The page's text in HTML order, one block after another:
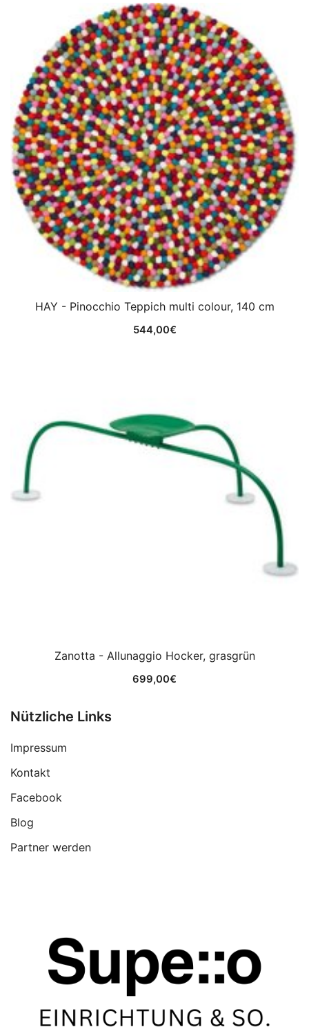
HAY - Pinocchio Teppich multi colour, 140 cm
544,00€
Zanotta - Allunaggio Hocker, grasgrün
699,00€
Nützliche Links
Impressum
Kontakt
Facebook
Blog
Partner werden